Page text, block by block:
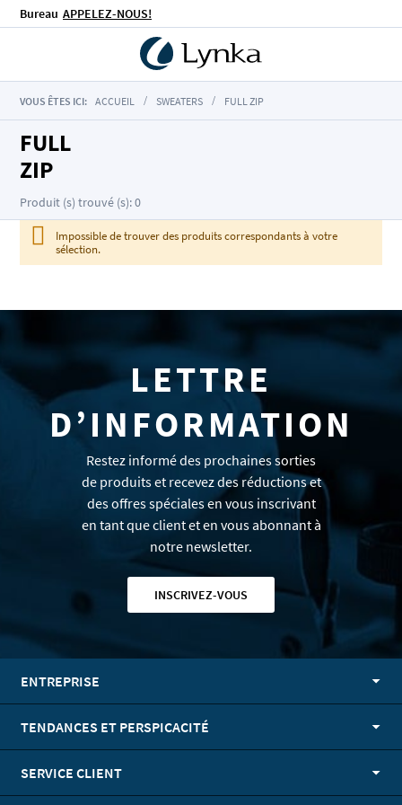
Bureau APPELEZ-NOUS!
VOUS ÊTES ICI: ACCUEIL SWEATERS FULL ZIP
FULL
ZIP
Produit (s) trouvé (s): 0
Impossible de trouver des produits correspondants à votre
sélection.
LETTRE
D’INFORMATION
Restez informé des prochaines sorties
de produits et recevez des réductions et
des offres spéciales en vous inscrivant
en tant que client et en vous abonnant à
notre newsletter.
INSCRIVEZ-VOUS
ENTREPRISE
TENDANCES ET PERSPICACITÉ
SERVICE CLIENT